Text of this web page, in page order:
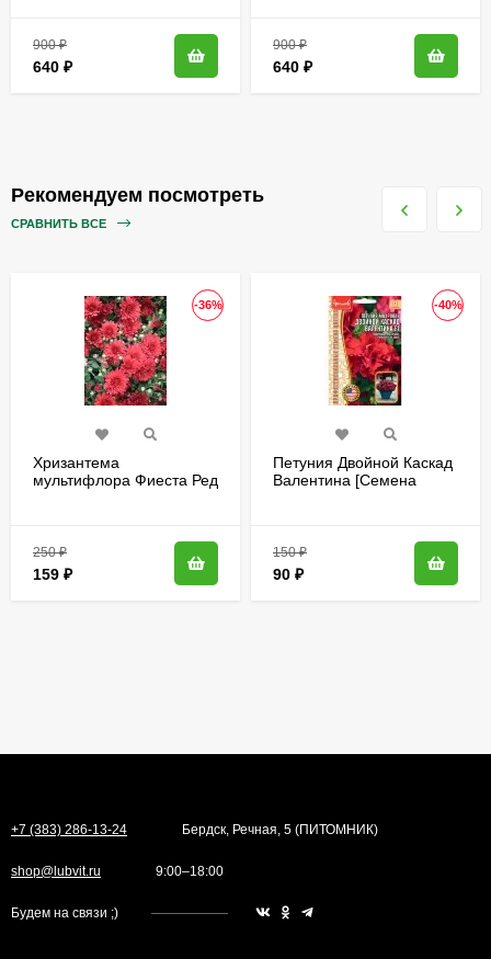
900₽
640 ₽
900₽
640 ₽
Рекомендуем посмотреть
СРАВНИТЬ ВСЕ
-36%
Хризантема
мультифлора Фиеста Ред
250₽
159 ₽
-40%
Петуния Двойной Каскад
Валентина [Семена
150₽
90 ₽
+7 (383) 286-13-24 Бердск, Речная, 5 (ПИТОМНИК)
shop@lubvit.ru 9:00–18:00
Будем на связи ;)